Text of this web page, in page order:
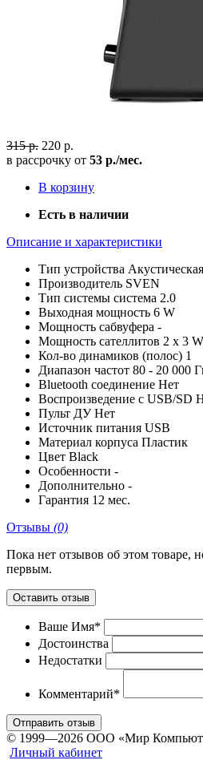
315 р. 220 р.
в рассрочку от 53 р./мес.
В корзину
Есть в наличии
Описание и характеристики
Тип устройства
Производитель SVEN
Тип системы система 2.0
Выходная мощность 6 W
Мощность сабвуфера -
Мощность сателлитов 2 x 3 W
Кол-во динамиков (полос) 1
Диапазон частот 80 - 20 000
Bluetooth соединение Нет
Воспроизведение с USB/SD
Пульт ДУ Нет
Источник питания USB
Материал корпуса Пластик
Цвет Black
Особенности -
Дополнительно -
Гарантия 12 мес.
Отзывы (0)
Пока нет отзывов об этом товаре,
первым.
Оставить отзыв
Ваше Имя*
Достоинства
Недостатки
Комментарий*
Отправить отзыв
© 1999—2026 ООО «Мир
Личный кабинет